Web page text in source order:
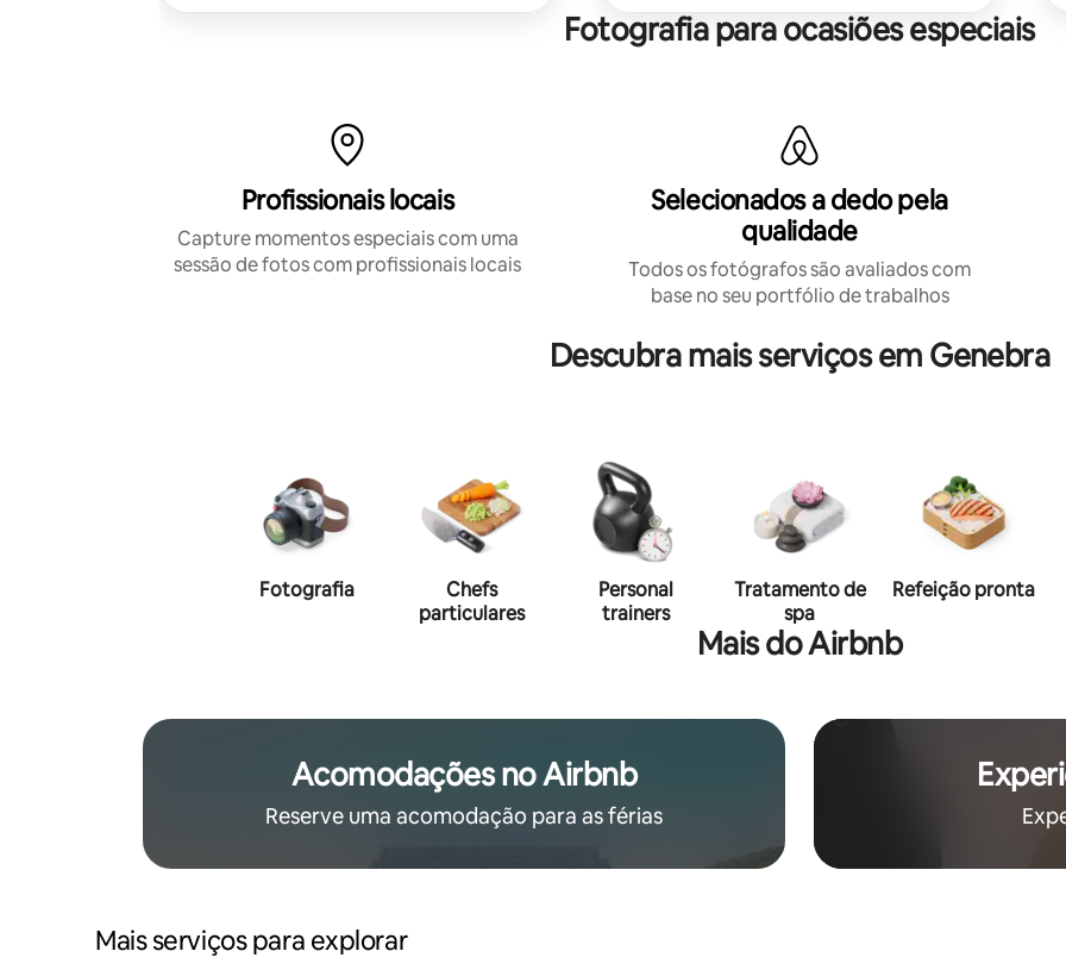
Fotografia para ocasiões especiais
Profissionais locais
Capture momentos especiais com uma
sessão de fotos com profissionais locais
Selecionados a dedo pela
qualidade
Todos os fotógrafos são avaliados com
base no seu portfólio de trabalhos
Descubra mais serviços em Genebra
Fotografia
Chefs
particulares
Personal
trainers
Tratamento de
spa
Refeição pronta
Mais do Airbnb
Acomodações no Airbnb
Reserve uma acomodação para as férias
Mais serviços para explorar